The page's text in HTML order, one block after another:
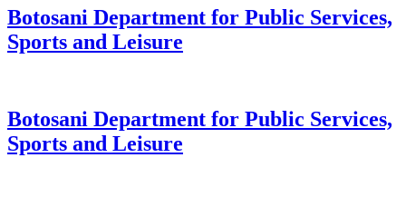
Botosani Department for Public Services,
Sports and Leisure
Botosani Department for Public Services,
Sports and Leisure